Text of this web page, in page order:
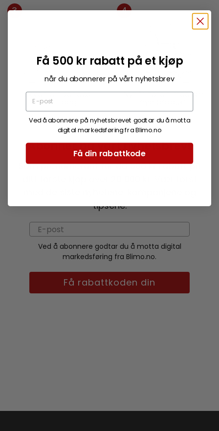
3
Pakken din sendes
hjem til deg.
4
Nyt friheten med ditt
Abonner på vårt nyhetsbrev!
Som prenumerant får du 500 kr rabatt på
tipsene.
Ved å abonnere godtar du å motta digital
markedsføring fra Blimo.no.
Få rabattkoden din
Få 500 kr rabatt på et kjøp
når du abonnerer på vårt nyhetsbrev
Ved å abonnere på nyhetsbrevet godtar du å motta
digital markedsføring fra Blimo.no
Få din rabattkode